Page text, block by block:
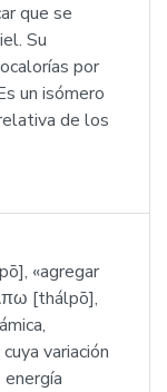
que se
Su
por
un isómero
de los
«agregar
[thálpō],
variación